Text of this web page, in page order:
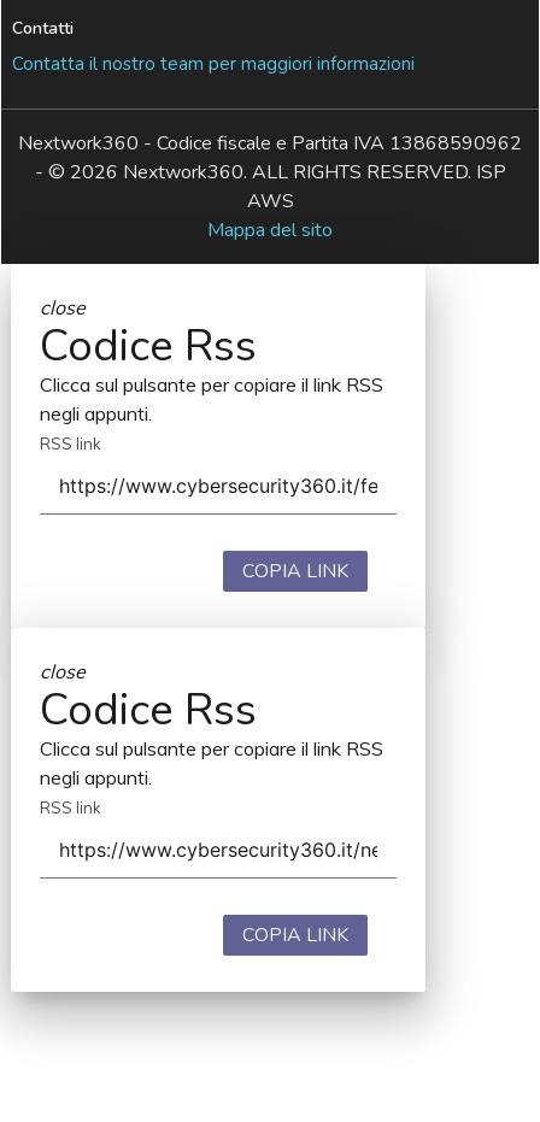
Contatti
Contatta il nostro team per maggiori informazioni
Nextwork360 - Codice fiscale e Partita IVA 13868590962
- © 2026 Nextwork360. ALL RIGHTS RESERVED. ISP
AWS
Mappa del sito
close
Codice Rss
Clicca sul pulsante per copiare il link RSS
negli appunti.
RSS link
COPIA LINK
close
Codice Rss
Clicca sul pulsante per copiare il link RSS
negli appunti.
RSS link
COPIA LINK